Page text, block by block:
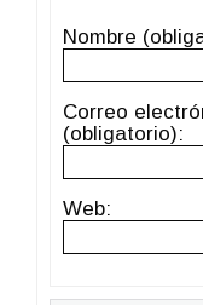
Nombre
Correo
(obligatorio):
Web: